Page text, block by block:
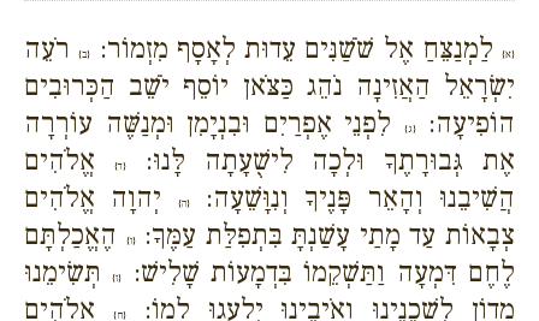
{א} לַמְנַצֵּחַ אֶל שֹׁשַׁנִּים עֵדוּת לְאָסָף מִזְמוֹר: {ב}רֹעֵה
יִשְׂרָאֵל הַאֲזִינָה נֹהֵג כַּצֹּאן יוֹסֵף יֹשֵׁב הַכְּרוּבִים
הוֹפִיעָה:{ג}
לִפְנֵי אֶפְרַיִם וּבִנְיָמִן וּמְנַשֶּׁה עוֹרְרָה
אֶת גְּבוּרָתֶךָ וּלְכָה לִישֻׁעָתָה לָּנוּ:{ד}
אֱלֹהִים
הֲשִׁיבֵנוּ וְהָאֵר פָּנֶיךָ וְנִוָּשֵׁעָה:{ה}
יְהוָה אֱלֹהִים
צְבָאוֹת עַד מָתַי עָשַׁנְתָּ בִּתְפִלַּת עַמֶּךָ:{ו}
הֶאֱכַלְתָּם
לֶחֶם דִּמְעָה וַתַּשְׁקֵמוֹ בִּדְמָעוֹת שָׁלִישׁ:
{ז}תְּשִׂימֵנוּ
מָדוֹן לִשְׁכֵנֵינוּ וְאֹיְבֵינוּ יִלְעֲגוּ לָמוֹ:{ח} אֱלֹהִים